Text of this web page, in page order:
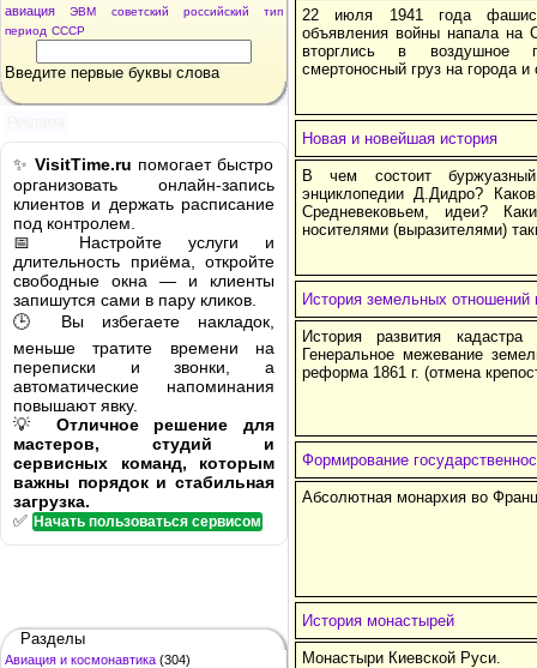
авиация
ЭВМ советский российский
тип
период СССР
Введите первые буквы слова
✨ VisitTime.ru помогает быстро
организовать онлайн-запись
клиентов и держать расписание
под контролем.
📅 Настройте услуги и
длительность приёма, откройте
свободные окна — и клиенты
запишутся сами в пару кликов.
🕒 Вы избегаете накладок,
меньше тратите времени на
переписки и звонки, а
автоматические напоминания
повышают явку.
💡 Отличное решение для
мастеров, студий и
сервисных команд, которым
важны порядок и стабильная
загрузка.
✅ Начать пользоваться сервисом
Разделы
Авиация и космонавтика (304)
22 июля 1941 года
объявления войны напала на
вторглись в воздушное
смертоносный груз на города
Новая и новейшая история
В чем состоит
энциклопедии Д.Дидро?
Средневековьем, идеи?
носителями (выразителями)
История земельных отношений
История развития
Генеральное межевание
реформа 1861 г. (отмена
Формирование
Абсолютная монархия во
История монастырей
Монастыри Киевской Руси.